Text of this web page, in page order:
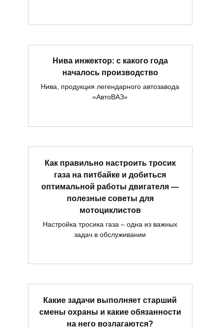
Нива инжектор: с какого года
началось производство
Нива, продукция легендарного автозавода
«АвтоВАЗ»
Как правильно настроить тросик
газа на питбайке и добиться
оптимальной работы двигателя —
полезные советы для
мотоциклистов
Настройка тросика газа – одна из важных
задач в обслуживании
Какие задачи выполняет старший
смены охраны и какие обязанности
на него возлагаются?